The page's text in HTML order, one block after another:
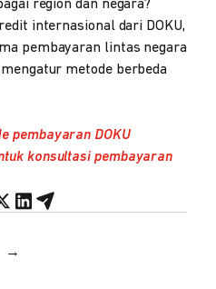
region dan negara?
internasional dari DOKU,
pembayaran lintas negara
metode berbeda
pembayaran DOKU
konsultasi pembayaran
→